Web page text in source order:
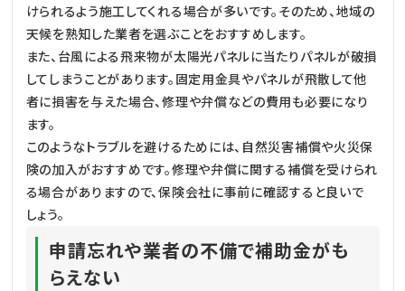
けられるよう施工してくれる場合が多いです。そのため、地域の
天候を熟知した業者を選ぶことをおすすめします。
また、台風による飛来物が太陽光パネルに当たりパネルが破損
してしまうことがあります。固定用金具やパネルが飛散して他
者に損害を与えた場合、修理や弁償などの費用も必要になり
ます。
このようなトラブルを避けるためには、自然災害補償や火災保
険の加入がおすすめです。修理や弁償に関する補償を受けられ
る場合がありますので、保険会社に事前に確認すると良いで
しょう。
申請忘れや業者の不備で補助金がも
らえない